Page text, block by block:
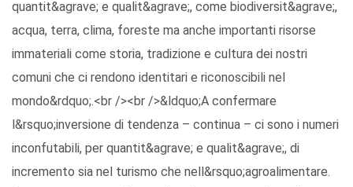
quantit&agrave; e qualit&agrave;, come biodiversit&agrave;,
acqua, terra, clima, foreste ma anche importanti risorse
immateriali come storia, tradizione e cultura dei nostri
comuni che ci rendono identitari e riconoscibili nel
mondo&rdquo;.<br /><br />&ldquo;A confermare
l&rsquo;inversione di tendenza – continua – ci sono i numeri
inconfutabili, per quantit&agrave; e qualit&agrave;, di
incremento sia nel turismo che nell&rsquo;agroalimentare.